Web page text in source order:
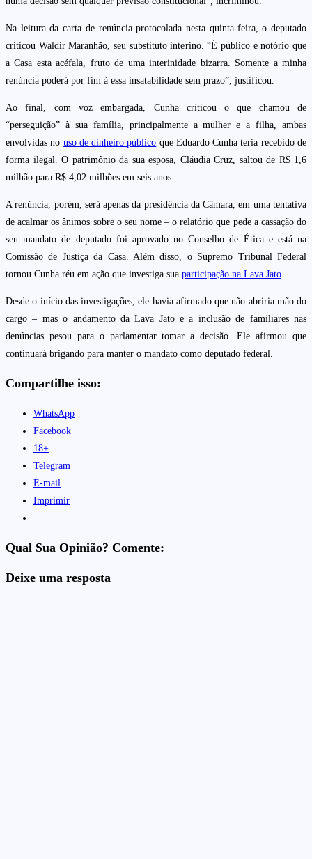
Na leitura da carta de renúncia protocolada nesta quinta-feira, o deputado
criticou Waldir Maranhão, seu substituto interino. “É público e notório que
a Casa esta acéfala, fruto de uma interinidade bizarra. Somente a minha
renúncia poderá por fim à essa insatabilidade sem prazo”, justificou.
Ao final, com voz embargada, Cunha criticou o que chamou de
“perseguição” à sua família, principalmente a mulher e a filha, ambas
envolvidas no uso de dinheiro público que Eduardo Cunha teria recebido de
forma ilegal. O patrimônio da sua esposa, Cláudia Cruz, saltou de R$ 1,6
milhão para R$ 4,02 milhões em seis anos.
A renúncia, porém, será apenas da presidência da Câmara, em uma tentativa
de acalmar os ânimos sobre o seu nome – o relatório que pede a cassação do
seu mandato de deputado foi aprovado no Conselho de Ética e está na
Comissão de Justiça da Casa. Além disso, o Supremo Tribunal Federal
tornou Cunha réu em ação que investiga sua participação na Lava Jato.
Desde o início das investigações, ele havia afirmado que não abriria mão do
cargo – mas o andamento da Lava Jato e a inclusão de familiares nas
denúncias pesou para o parlamentar tomar a decisão. Ele afirmou que
continuará brigando para manter o mandato como deputado federal.
Compartilhe isso:
WhatsApp
Facebook
18+
Telegram
E-mail
Imprimir
Qual Sua Opinião? Comente:
Deixe uma resposta